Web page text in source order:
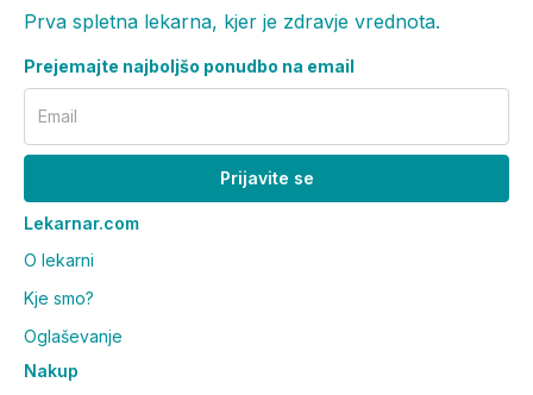
Prva spletna lekarna, kjer je zdravje vrednota.
Prejemajte najboljšo ponudbo na email
Email
Prijavite se
Lekarnar.com
O lekarni
Kje smo?
Oglaševanje
Nakup